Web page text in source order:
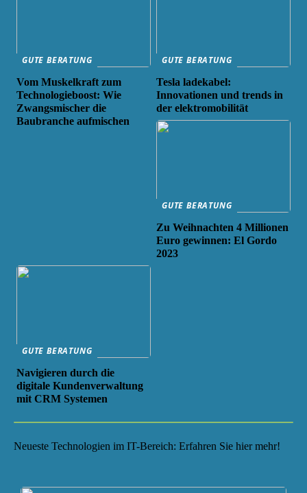
GUTE BERATUNG
Vom Muskelkraft zum
Technologieboost: Wie
Zwangsmischer die
Baubranche aufmischen
GUTE BERATUNG
Tesla ladekabel:
Innovationen und trends in
der elektromobilität
GUTE BERATUNG
Zu Weihnachten 4 Millionen
Euro gewinnen: El Gordo
2023
GUTE BERATUNG
Navigieren durch die
digitale Kundenverwaltung
mit CRM Systemen
Neueste Technologien im IT-Bereich: Erfahren Sie hier mehr!